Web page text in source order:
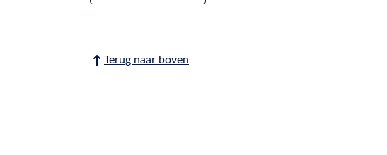
Terug naar boven